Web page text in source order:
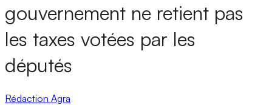
gouvernement ne retient pas
les taxes votées par les
députés
Rédaction Agra